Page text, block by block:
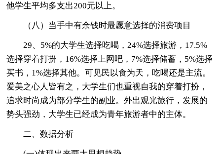
他学生平均多支出200元以上。
（八）当手中有余钱时最愿意选择的消费项目
29、5%的大学生选择吃喝，24%选择旅游，17.5%
选择穿着打扮，16%选择上网吧，7%选择储蓄，5%选择
买书，1%选择其他。可见民以食为天，吃喝还是主流。
爱美之心人皆有之，大学生们也重视自我的穿着打扮，
追求时尚成为部分学生的副业。外出观光旅行，发展的
势头强劲，大学生已经成为青年旅游者中的主体。
二、数据分析